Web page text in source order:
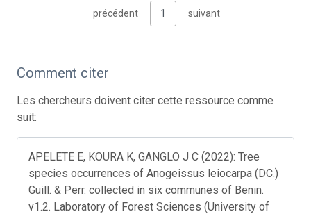
précédent 1 suivant
Comment citer
Les chercheurs doivent citer cette ressource comme
suit:
APELETE E, KOURA K, GANGLO J C (2022): Tree
species occurrences of Anogeissus leiocarpa (DC.)
Guill. & Perr. collected in six communes of Benin.
v1.2. Laboratory of Forest Sciences (University of